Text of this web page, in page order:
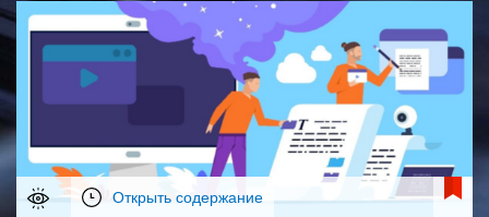
Открыть содержание